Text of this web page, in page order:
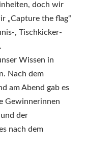
doch wir
„Capture the flag“
, Tischkicker-
Wissen in
Nach dem
am Abend gab es
Gewinnerinnen
der
nach dem